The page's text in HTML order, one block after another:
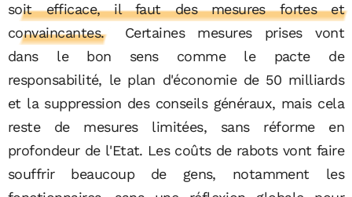
soit efficace, il faut des mesures fortes et
convaincantes.
Certaines mesures prises vont
dans le bon sens comme le pacte de
responsabilité, le plan d'économie de 50 milliards
et la suppression des conseils généraux, mais cela
reste de mesures limitées, sans réforme en
profondeur de l'Etat. Les coûts de rabots vont faire
souffrir beaucoup de gens, notamment les